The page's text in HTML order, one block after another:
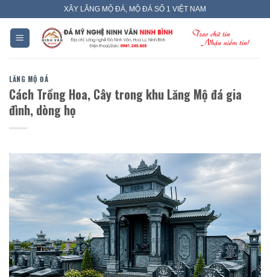
content
XÂY LĂNG MỘ ĐÁ, MỘ ĐÁ SỐ 1 VIỆT NAM
LĂNG MỘ ĐÁ
Cách Trồng Hoa, Cây trong khu Lăng Mộ đá gia
đình, dòng họ